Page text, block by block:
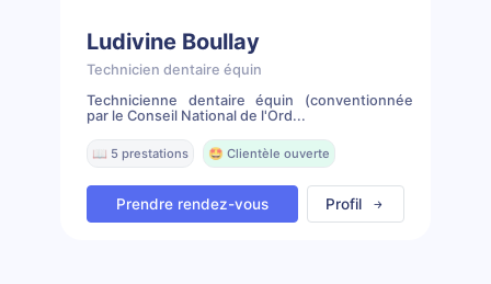
Ludivine Boullay
Technicien dentaire équin
Technicienne dentaire équin (conventionnée
par le Conseil National de l'Ord...
📖 5 prestations 🤩 Clientèle ouverte
Prendre rendez-vous Profil